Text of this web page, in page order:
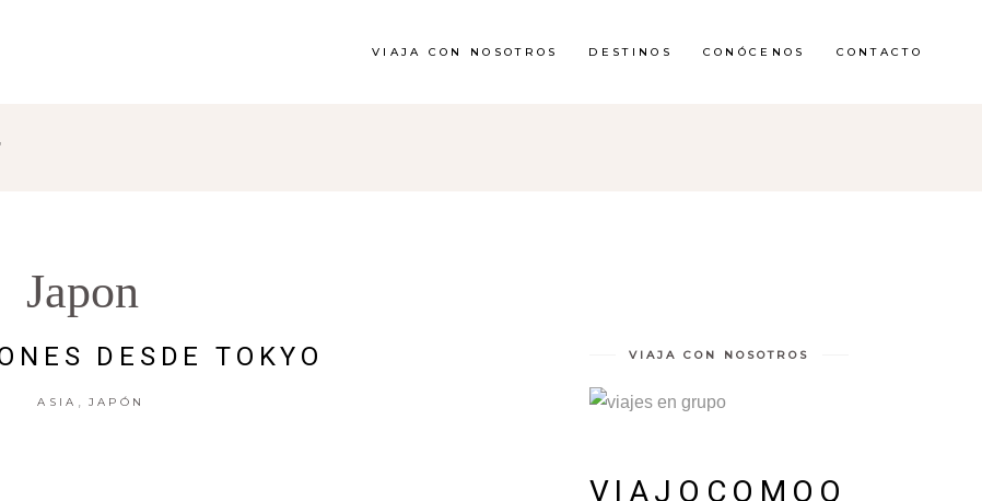
VIAJA CON NOSOTROS DESTINOS CONÓCENOS CONTACTO
Japon
DESDE TOKYO
ASIA JAPÓN
VIAJA CON NOSOTROS
VIAJOCOMOQUIERO